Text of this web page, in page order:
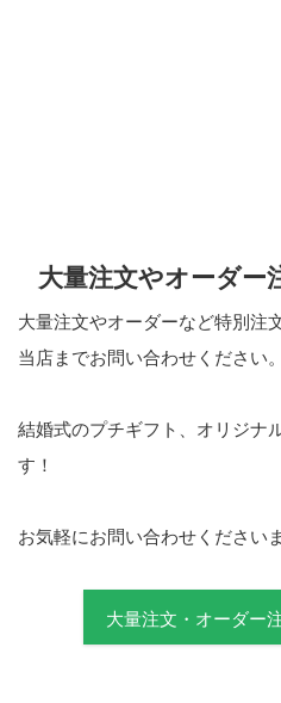
大量注文やオーダー
大量注文やオーダーなど特別注
当店までお問い合わせください。
結婚式のプチギフト、オリジナ
す！
お気軽にお問い合わせくださいま
大量注文・オーダー